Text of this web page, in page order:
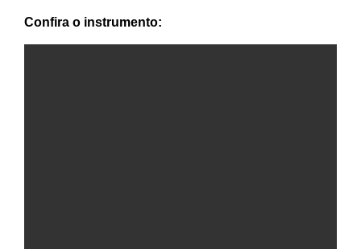
Confira o instrumento: